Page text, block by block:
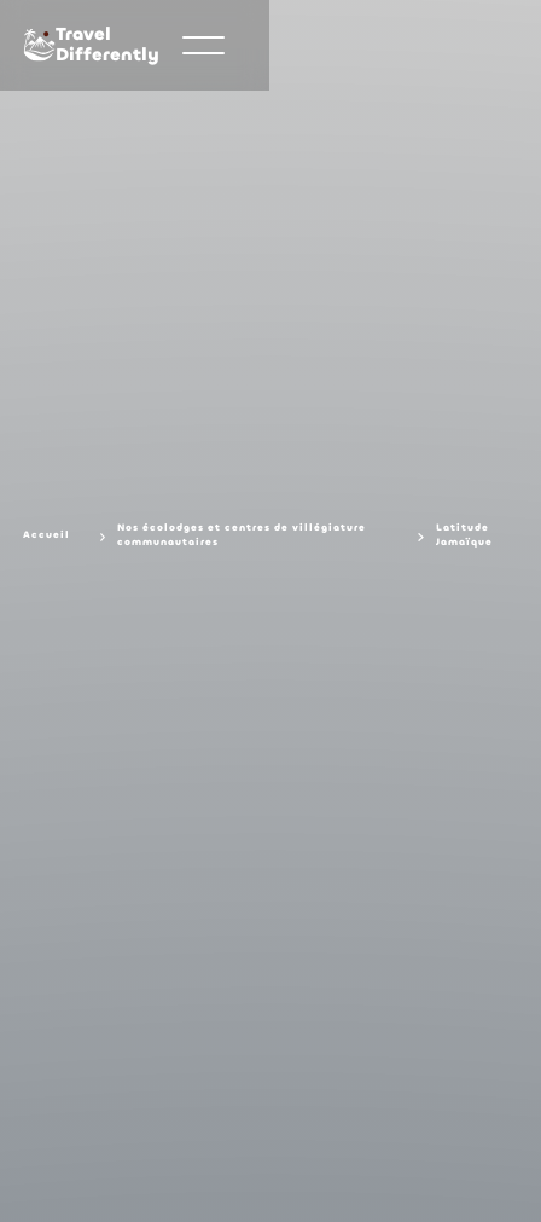
Travel
Differently
Accueil
Nos écolodges et centres de villégiature
communautaires
Latitude
Jamaïque